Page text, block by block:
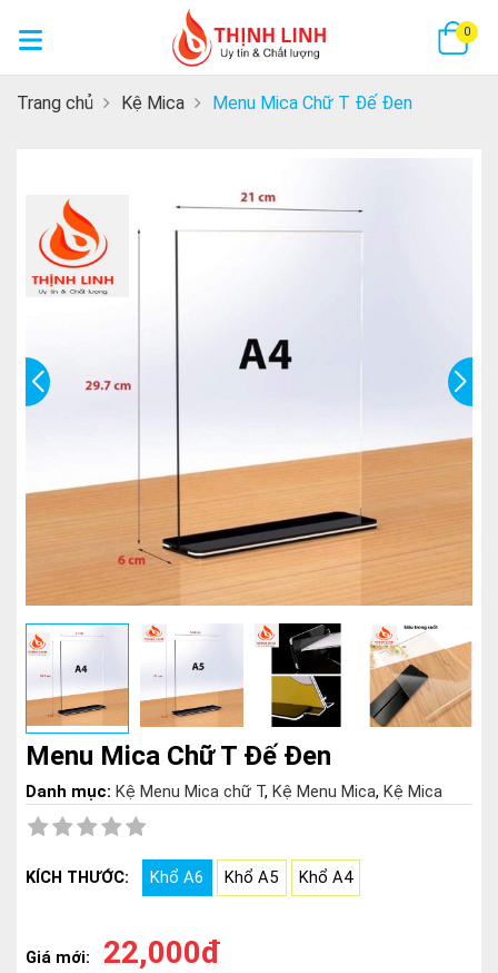
0
Trang chủ Kệ Mica Menu Mica Chữ T Đế Đen
Menu Mica Chữ T Đế Đen
Danh mục: Kệ Menu Mica chữ T, Kệ Menu Mica, Kệ Mica
KÍCH THƯỚC: Khổ A6 Khổ A5 Khổ A4
Giá mới: 22,000đ